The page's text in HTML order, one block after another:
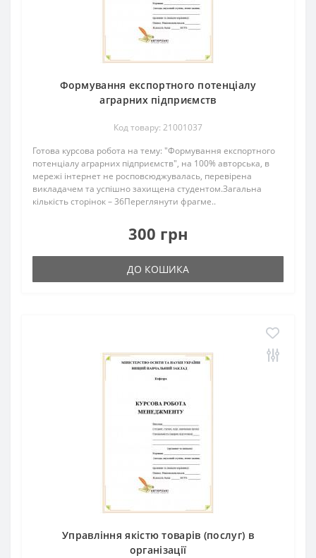
Формування експортного потенціалу
аграрних підприємств
Код товару: 21001037
Готова курсова робота на тему: "Формування експортного
потенціалу аграрних підприємств", на 100% авторська, в
мережі інтернет не росповсюджувалась, перевірена
викладачем та успішно захищена студентом.Загальна
кількість сторінок – 36Переглянути фрагме..
300 грн
ДО КОШИКА
Управління якістю товарів (послуг) в
організації